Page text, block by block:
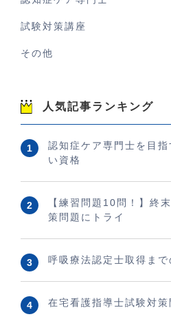
試験対策講座
その他
人気記事ランキング
認知症ケア専門士を目
い資格
【練習問題10問！】終
策問題にトライ
呼吸療法認定士取得まで
在宅看護指導士試験対